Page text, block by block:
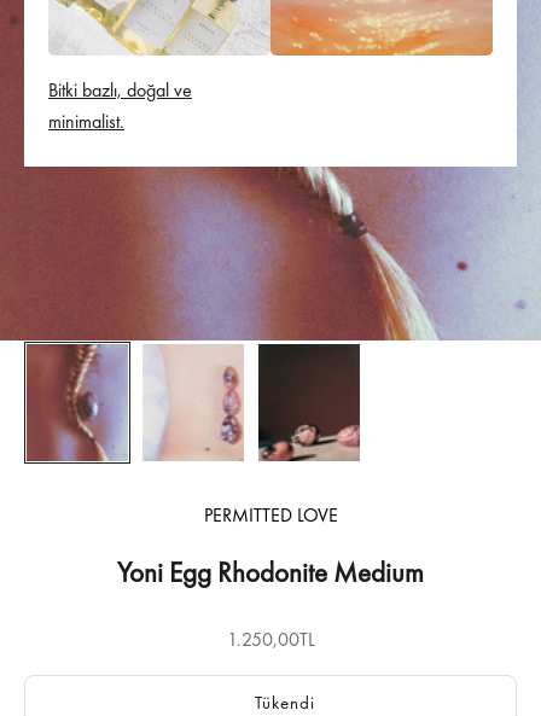
Bitki bazlı, doğal ve
minimalist.
PERMITTED LOVE
Yoni Egg Rhodonite Medium
İndirimli fiyat
1.250,00TL
Tükendi